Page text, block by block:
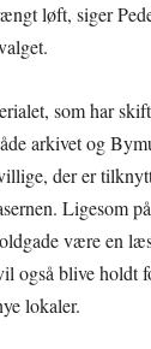
løft, siger
som har
arkivet og
der er
Ligesom
være en
også blive holdt
lokaler.